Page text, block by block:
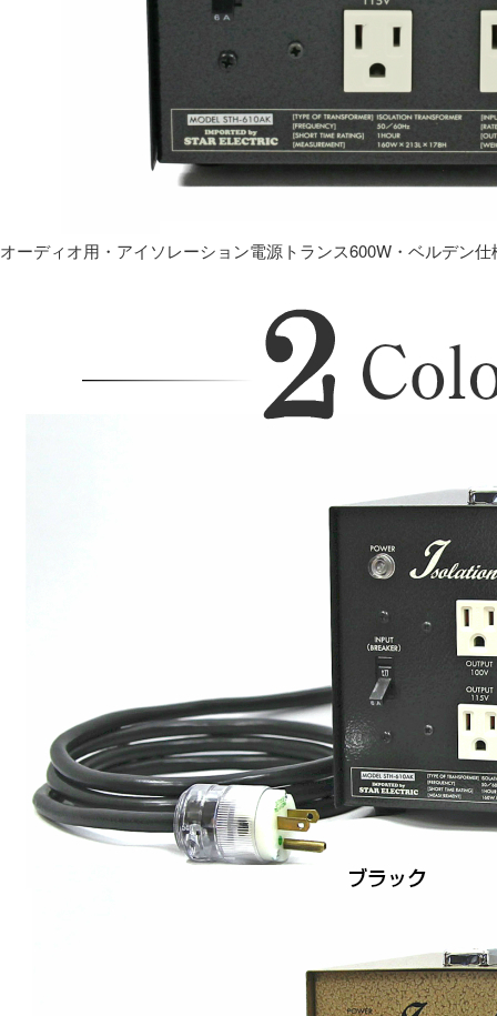
オーディオ用・アイソレーション電源トランス600W・ベルデン仕